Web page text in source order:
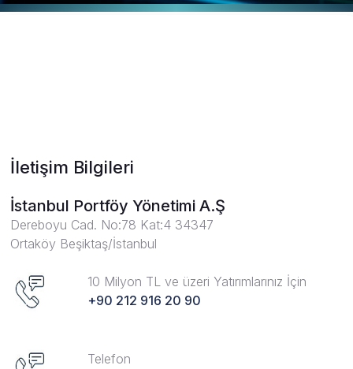
İletişim Bilgileri
İstanbul Portföy Yönetimi A.Ş
Dereboyu Cad. No:78 Kat:4 34347
Ortaköy Beşiktaş/İstanbul
10 Milyon TL ve üzeri Yatırımlarınız İçin
+90 212 916 20 90
Telefon